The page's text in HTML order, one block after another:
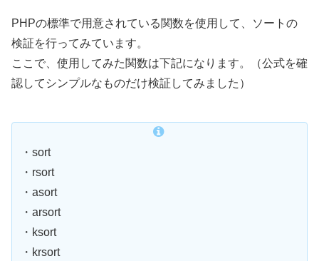
PHPの標準で用意されている関数を使用して、ソートの
検証を行ってみています。
ここで、使用してみた関数は下記になります。（公式を確
認してシンプルなものだけ検証してみました）
・sort
・rsort
・asort
・arsort
・ksort
・krsort